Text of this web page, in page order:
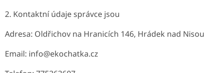
2. Kontaktní údaje správce jsou
Adresa: Oldřichov na Hranicích 146, Hrádek nad Nisou
Email: info@ekochatka.cz